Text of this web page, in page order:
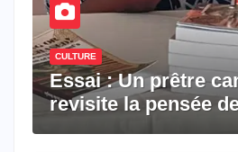
CULTURE
Essai : Un prêtre
revisite la pensée